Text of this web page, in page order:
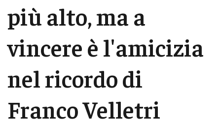
più alto, ma a
vincere è l'amicizia
nel ricordo di
Franco Velletri